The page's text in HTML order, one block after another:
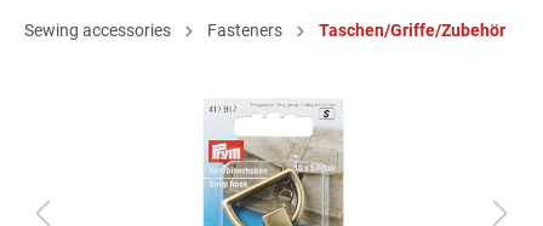
Sewing accessories Fasteners Taschen/Griffe/Zubehör